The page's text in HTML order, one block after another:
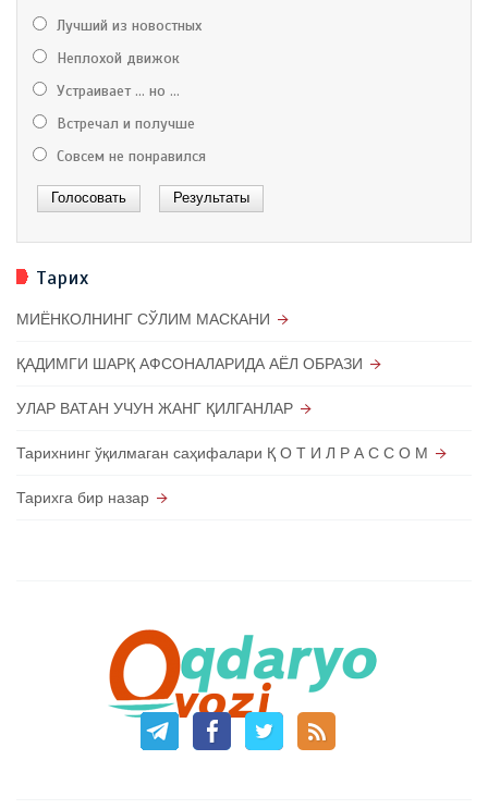
Лучший из новостных
Неплохой движок
Устраивает ... но ...
Встречал и получше
Совсем не понравился
Тарих
МИЁНКОЛНИНГ СЎЛИМ МАСКАНИ
ҚАДИМГИ ШАРҚ АФСОНАЛАРИДА АЁЛ ОБРАЗИ
УЛАР ВАТАН УЧУН ЖАНГ ҚИЛГАНЛАР
Тарихнинг ўқилмаган саҳифалари Қ О Т И Л Р А С С О М
Тарихга бир назар